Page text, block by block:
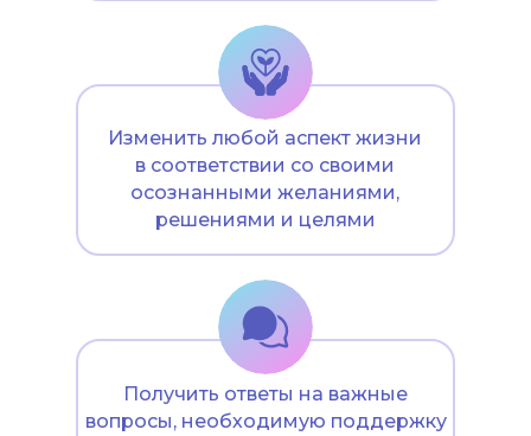
Изменить любой аспект жизни
в соответствии со своими
осознанными желаниями,
решениями и целями
Получить ответы на важные
вопросы, необходимую поддержку